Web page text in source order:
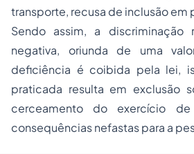
transporte, recusa de inclusão em
Sendo assim, a discriminação
negativa, oriunda de uma
deficiência é coibida pela lei,
praticada resulta em exclusão
cerceamento do exercício
consequências nefastas para a